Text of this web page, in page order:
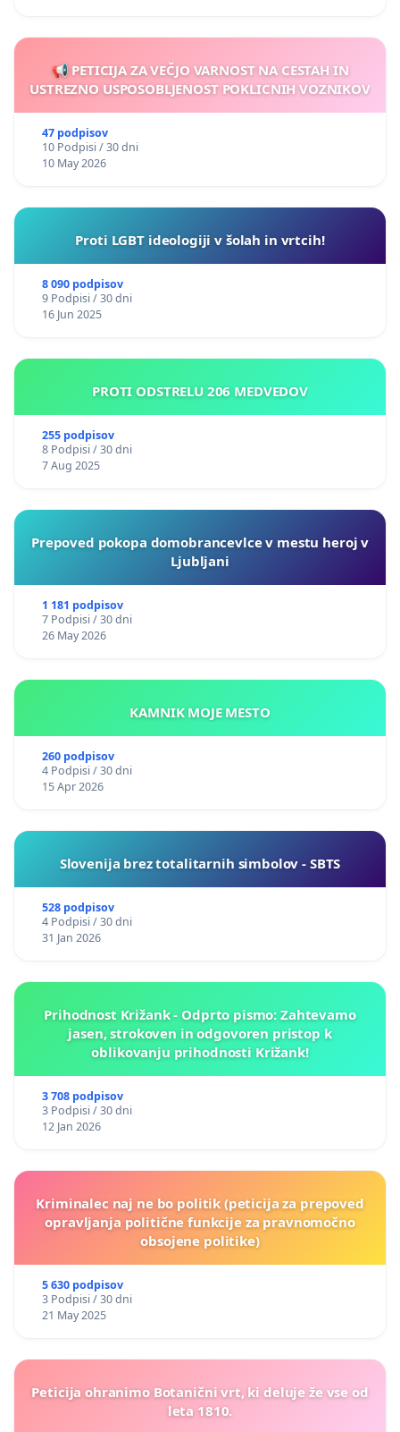
📢 PETICIJA ZA VEČJO VARNOST NA CESTAH IN
USTREZNO USPOSOBLJENOST POKLICNIH VOZNIKOV
47 podpisov
10 Podpisi / 30 dni
10 May 2026
Proti LGBT ideologiji v šolah in vrtcih!
8 090 podpisov
9 Podpisi / 30 dni
16 Jun 2025
PROTI ODSTRELU 206 MEDVEDOV
255 podpisov
8 Podpisi / 30 dni
7 Aug 2025
Prepoved pokopa domobrancevlce v mestu heroj v
Ljubljani
1 181 podpisov
7 Podpisi / 30 dni
26 May 2026
KAMNIK MOJE MESTO
260 podpisov
4 Podpisi / 30 dni
15 Apr 2026
Slovenija brez totalitarnih simbolov - SBTS
528 podpisov
4 Podpisi / 30 dni
31 Jan 2026
Prihodnost Križank - Odprto pismo: Zahtevamo
jasen, strokoven in odgovoren pristop k
oblikovanju prihodnosti Križank!
3 708 podpisov
3 Podpisi / 30 dni
12 Jan 2026
Kriminalec naj ne bo politik (peticija za prepoved
opravljanja politične funkcije za pravnomočno
obsojene politike)
5 630 podpisov
3 Podpisi / 30 dni
21 May 2025
Peticija ohranimo Botanični vrt, ki deluje že vse od
leta 1810.